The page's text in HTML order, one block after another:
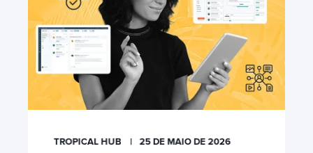
TROPICAL HUB
25 DE MAIO DE 2026